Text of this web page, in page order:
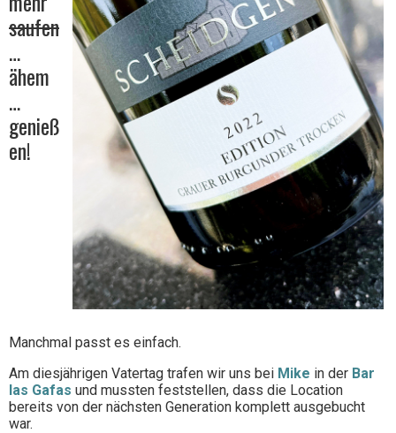
saufen
…
ähem
…
genieß
en!
Manchmal passt es einfach.
Am diesjährigen Vatertag trafen wir uns bei Mike in der Bar
las Gafas und mussten feststellen, dass die Location
bereits von der nächsten Generation komplett ausgebucht
war.